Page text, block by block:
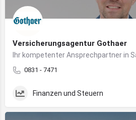
Versicherungsagentur Gothaer
Ihr kompetenter Ansprechpartner in
0831 - 7471
Finanzen und Steuern